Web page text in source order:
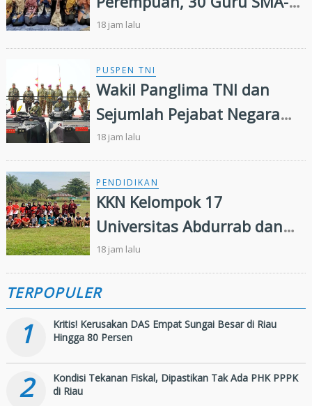
SMK di Yogyakarta Ikuti
Pelatihan Kepemimpinan
18 jam lalu
PUSPEN TNI
Wakil Panglima TNI dan
Sejumlah Pejabat Negara
Terima Warga Kehormatan
dan Brevet Korps Marinir
18 jam lalu
PENDIDIKAN
KKN Kelompok 17
Universitas Abdurrab dan
Karang Taruna Desa
Senama Nenek Siap
Sukseskan Perayaan HUT
ke-81
18 jam lalu
TERPOPULER
1
Kritis! Kerusakan DAS Empat Sungai Besar di Riau
Hingga 80 Persen
2
Kondisi Tekanan Fiskal, Dipastikan Tak Ada PHK PPPK
di Riau